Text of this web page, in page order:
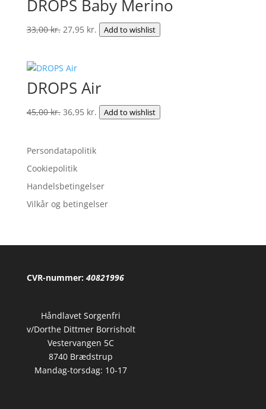
DROPS Baby Merino
33,00kr. Den
var:
33,00 kr..
27,95 kr.Den
27,95 kr..
Add to wishlist
DROPS Air
45,00kr. Den
var:
45,00 kr..
36,95 kr.Den
er:
Add to wishlist
Persondatapolitik
Cookiepolitik
Handelsbetingelser
Vilkår og betingelser
CVR-nummer: 40821996
Håndlavet Sorgenfri
v/Dorthe Dittmer Borrisholt
Vestervangen 5C
8740 Brædstrup
Mandag-torsdag: 10-17